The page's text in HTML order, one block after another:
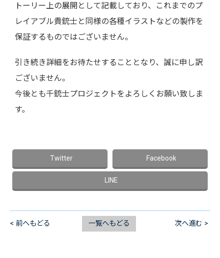
トーリー上の展開として記載しており、これまでのプ
レイアブル貴銃士と同様の各種イラストなどの製作を
保証するものではございません。
引き続き詳細をお待たせすることとなり、誠に申し訳
ございません。
今後とも千銃士プロジェクトをよろしくお願い致しま
す。
< 前へもどる 一覧へもどる 次へ進む >